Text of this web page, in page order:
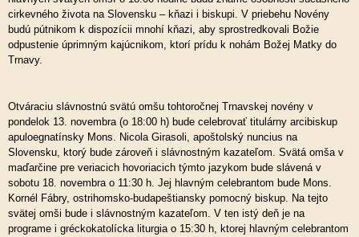
cirkevného života na Slovensku – kňazi i biskupi. V priebehu Novény
budú pútnikom k dispozícii mnohí kňazi, aby sprostredkovali Božie
odpustenie úprimným kajúcnikom, ktorí prídu k nohám Božej Matky do
Trnavy.
Otváraciu slávnostnú svätú omšu tohtoročnej Trnavskej novény v
pondelok 13. novembra (o 18:00 h) bude celebrovať titulárny arcibiskup
apuloegnatínsky Mons. Nicola Girasoli, apoštolský nuncius na
Slovensku, ktorý bude zároveň i slávnostným kazateľom. Svätá omša v
maďarčine pre veriacich hovoriacich týmto jazykom bude slávená v
sobotu 18. novembra o 11:30 h. Jej hlavným celebrantom bude Mons.
Kornél Fábry, ostrihomsko-budapeštiansky pomocný biskup. Na tejto
svätej omši bude i slávnostným kazateľom. V ten istý deň je na
programe i gréckokatolícka liturgia o 15:30 h, ktorej hlavným celebrantom